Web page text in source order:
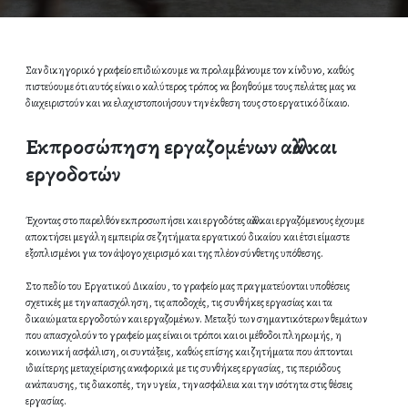
Σαν δικηγορικό γραφείο επιδιώκουμε να προλαμβάνουμε τον κίνδυνο, καθώς
πιστεύουμε ότι αυτός είναι ο καλύτερος τρόπος να βοηθούμε τους πελάτες μας να
διαχειριστούν και να ελαχιστοποιήσουν την έκθεση τους στο εργατικό δίκαιο.
Εκπροσώπηση εργαζομένων αλλά και
εργοδοτών
Έχοντας στο παρελθόν εκπροσωπήσει και εργοδότες αλλά και εργαζόμενους έχουμε
αποκτήσει μεγάλη εμπειρία σε ζητήματα εργατικού δικαίου και έτσι είμαστε
εξοπλισμένοι για τον άψογο χειρισμό και της πλέον σύνθετης υπόθεσης.
Στο πεδίο του Εργατικού Δικαίου, το γραφείο μας πραγματεύονται υποθέσεις
σχετικές με την απασχόληση, τις αποδοχές, τις συνθήκες εργασίας και τα
δικαιώματα εργοδοτών και εργαζομένων. Μεταξύ των σημαντικότερων θεμάτων
που απασχολούν το γραφείο μας είναι οι τρόποι και οι μέθοδοι πληρωμής, η
κοινωνική ασφάλιση, οι συντάξεις, καθώς επίσης και ζητήματα που άπτονται
ιδιαίτερης μεταχείρισης αναφορικά με τις συνθήκες εργασίας, τις περιόδους
ανάπαυσης, τις διακοπές, την υγεία, την ασφάλεια και την ισότητα στις θέσεις
εργασίας.